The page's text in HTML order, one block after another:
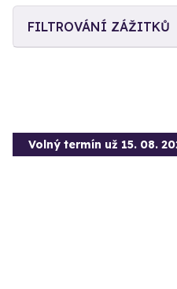
FILTROVÁNÍ ZÁŽITKŮ
Volný termín už 15. 08.